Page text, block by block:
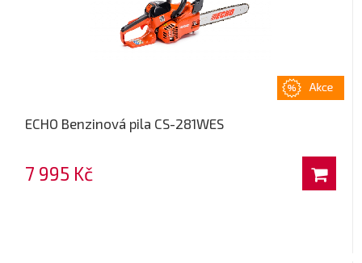
ECHO Benzinová pila CS-281WES
7 995 Kč